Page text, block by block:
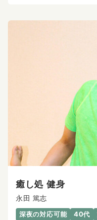
癒し処 健身
永田 篤志
深夜の対応可能 40代